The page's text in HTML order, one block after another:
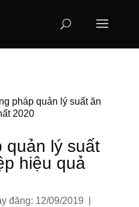
pháp quản lý suất ăn
2020
quản lý suất
hiệu quả
đăng: 12/09/2019 |